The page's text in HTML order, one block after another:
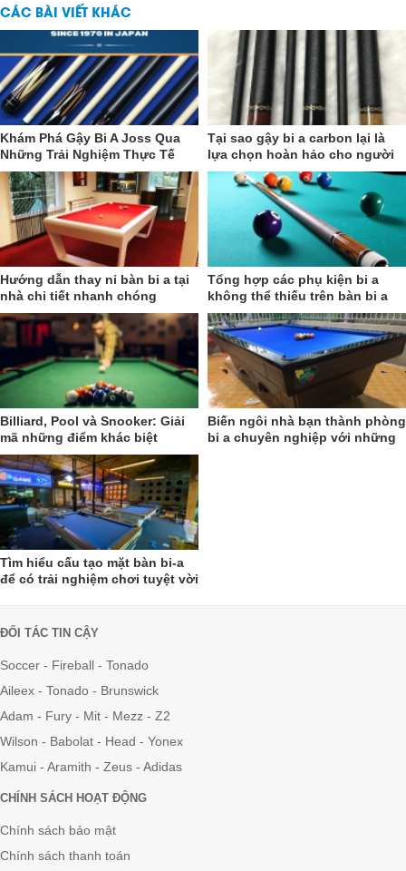
CÁC BÀI VIẾT KHÁC
Khám Phá Gậy Bi A Joss Qua
Những Trải Nghiệm Thực Tế
Tại sao gậy bi a carbon lại là
lựa chọn hoàn hảo cho người
chơi bi a?
Hướng dẫn thay nỉ bàn bi a tại
nhà chi tiết nhanh chóng
Tổng hợp các phụ kiện bi a
không thể thiếu trên bàn bi a
Billiard, Pool và Snooker: Giải
mã những điểm khác biệt
Biến ngôi nhà bạn thành phòng
bi a chuyên nghiệp với những
Tìm hiểu cấu tạo mặt bàn bi-a
để có trải nghiệm chơi tuyệt vời
ĐỐI TÁC TIN CẬY
Soccer - Fireball - Tonado
Aileex - Tonado - Brunswick
Adam - Fury - Mit - Mezz - Z2
Wilson - Babolat - Head - Yonex
Kamui - Aramith - Zeus - Adidas
CHÍNH SÁCH HOẠT ĐỘNG
Chính sách bảo mật
Chính sách thanh toán